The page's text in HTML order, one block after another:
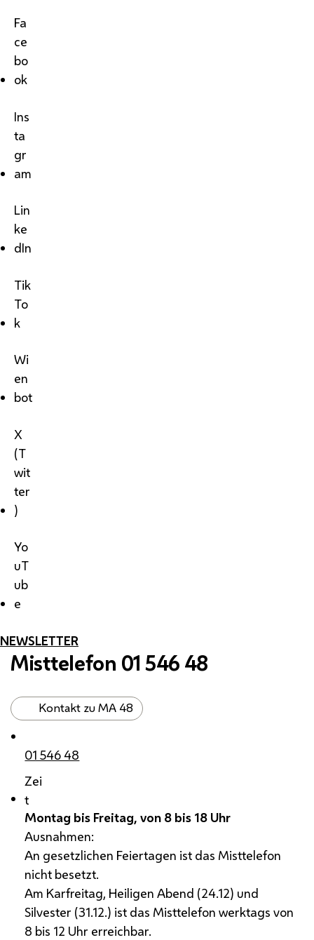
Fa
ce
bo
ok
Ins
ta
gr
am
Lin
ke
dIn
Tik
To
k
Wi
en
bot
X
(T
wit
ter
)
Yo
uT
ub
e
NEWSLETTER
Misttelefon 01 546 48
Kontakt zu MA 48
01 546 48
Zei
t
Montag bis Freitag, von 8 bis 18 Uhr
Ausnahmen:
An gesetzlichen Feiertagen ist das Misttelefon
nicht besetzt.
Am Karfreitag, Heiligen Abend (24.12) und
Silvester (31.12.) ist das Misttelefon werktags von
8 bis 12 Uhr erreichbar.